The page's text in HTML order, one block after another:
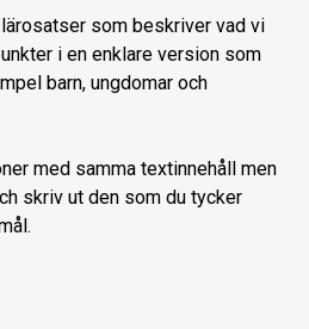
lärosatser som beskriver vad vi
i en enklare version som
barn, ungdomar och
med samma textinnehåll men
skriv ut den som du tycker